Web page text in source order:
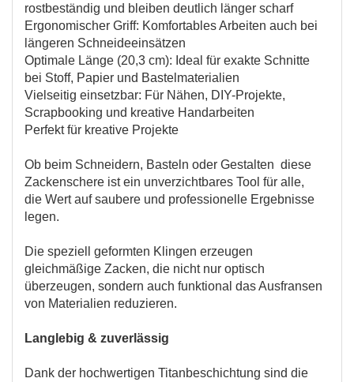
rostbeständig und bleiben deutlich länger scharf
Ergonomischer Griff: Komfortables Arbeiten auch bei
längeren Schneideeinsätzen
Optimale Länge (20,3 cm): Ideal für exakte Schnitte
bei Stoff, Papier und Bastelmaterialien
Vielseitig einsetzbar: Für Nähen, DIY-Projekte,
Scrapbooking und kreative Handarbeiten
Perfekt für kreative Projekte
Ob beim Schneidern, Basteln oder Gestalten diese
Zackenschere ist ein unverzichtbares Tool für alle,
die Wert auf saubere und professionelle Ergebnisse
legen.
Die speziell geformten Klingen erzeugen
gleichmäßige Zacken, die nicht nur optisch
überzeugen, sondern auch funktional das Ausfransen
von Materialien reduzieren.
Langlebig & zuverlässig
Dank der hochwertigen Titanbeschichtung sind die